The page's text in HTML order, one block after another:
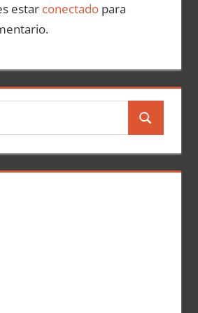
estar conectadopara
B
s